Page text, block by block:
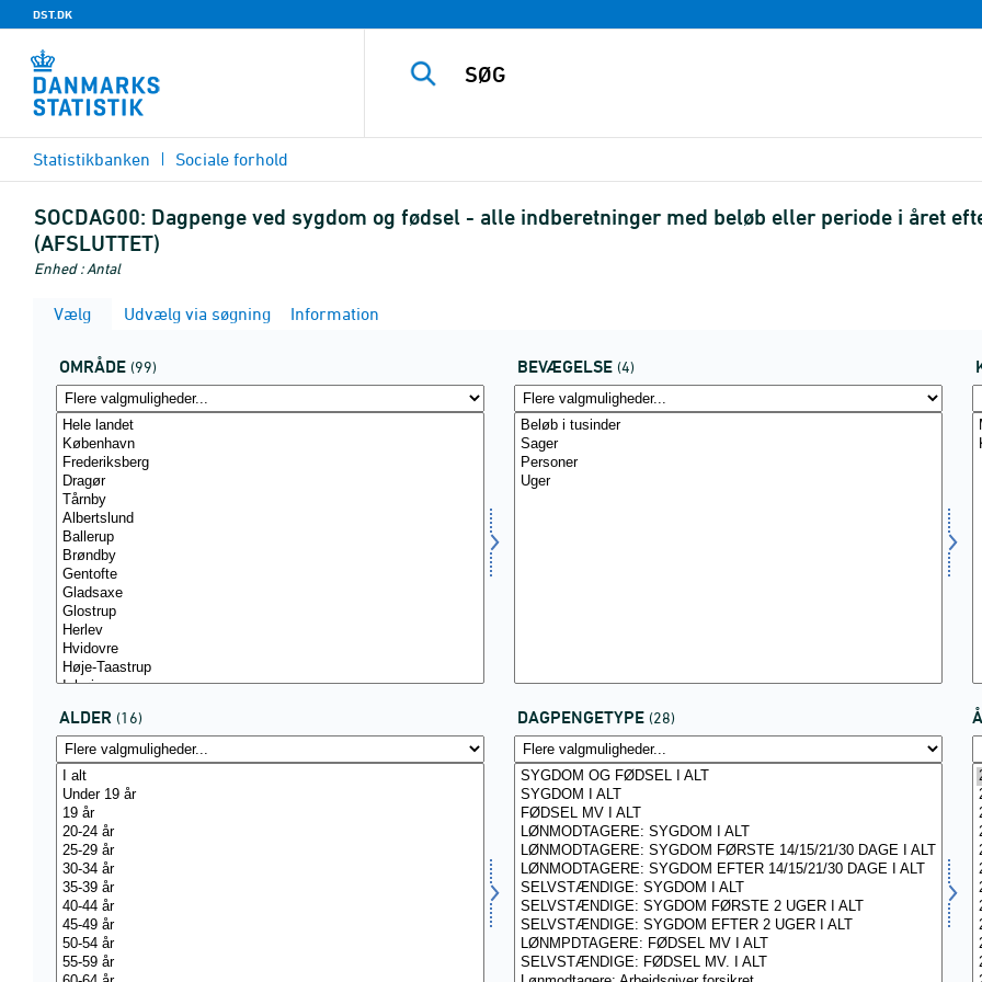
DST.DK
Statistikbanken Sociale forhold
SOCDAG00: Dagpenge ved sygdom og fødsel - alle indberetninger med beløb eller periode i året
(AFSLUTTET)
Enhed : Antal
Vælg Udvælg via søgning Information
OMRÅDE (99) BEVÆGELSE (4)
ALDER (16) DAGPENGETYPE (28)